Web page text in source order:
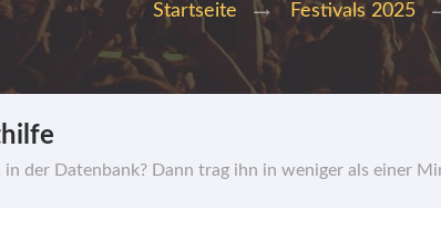
Startseite Festivals 2025
in der Datenbank? Dann trag ihn in weniger als einer